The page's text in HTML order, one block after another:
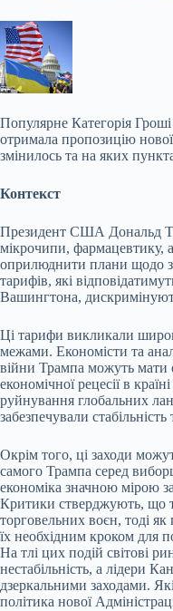
Популярне Категорія
отримала пропозицію
змінилось та на яких
Контекст
Президент США Дональд
мікрочипи, фармацевтику,
оприлюднити плани щодо
тарифів, які
Вашингтона,
Ці тарифи викликали
межами. Економісти та
війни Трампа можуть мати
економічної рецесії в
руйнування глобальних
забезпечували стабільність
Окрім того, ці заходи
самого Трампа серед
економіка значною мірою
Критики стверджують, що
торговельних воєн, тоді
їх необхідним кроком для
На тлі цих подій світові
нестабільність, а лідери
дзеркальними заходами.
політика нової